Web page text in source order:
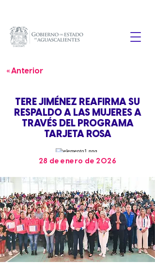
« Anterior
TERE JIMÉNEZ REAFIRMA SU
RESPALDO A LAS MUJERES A
TRAVÉS DEL PROGRAMA
TARJETA ROSA
28 de enero de 2026